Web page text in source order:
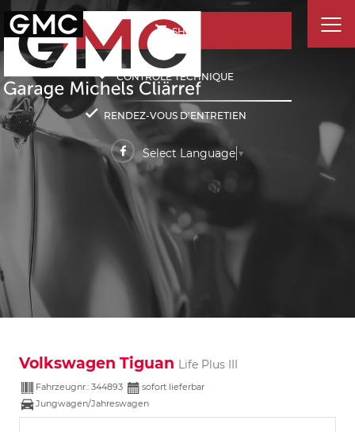
SHOP
CONTRÔLE TECHNIQUE
RENDEZ-VOUS D'ENTRETIEN
Select Language ▼
Volkswagen Tiguan Life Plus III
Fahrzeugnr.: 344893
sofort lieferbar
Jungwagen/Jahreswagen